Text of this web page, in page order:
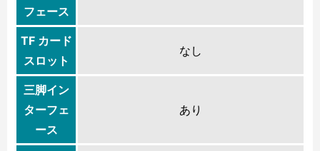
フェース
TF カード
スロット
なし
三脚イン
ターフェ
ース
あり